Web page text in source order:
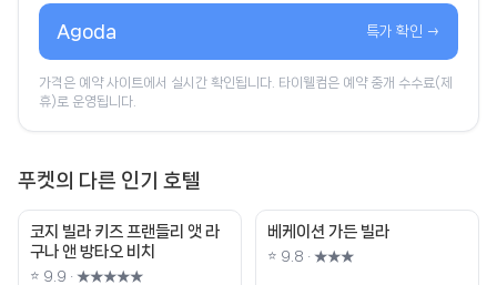
Agoda 특가 확인 →
가격은 예약 사이트에서 실시간 확인됩니다. 타이웰컴은 예약 중개 수수료(제
휴)로 운영됩니다.
푸켓의 다른 인기 호텔
코지 빌라 키즈 프랜들리 앳 라
구나 앤 방타오 비치
⭐ 9.9 · ★★★★★
베케이션 가든 빌라
⭐ 9.8 · ★★★